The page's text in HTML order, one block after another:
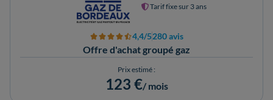
Offre d'achat groupé gaz
Tarif fixe sur 3 ans
4,4/5280 avis
Prix estimé :
123 €/ mois